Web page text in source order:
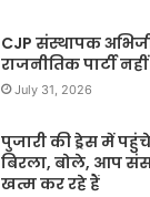
CJP संस्थापक
राजनीतिक पार्टी
July 31, 2026
पुजारी की ड्रेस में
बिरला, बोले, आप
खत्म कर रहे हैं